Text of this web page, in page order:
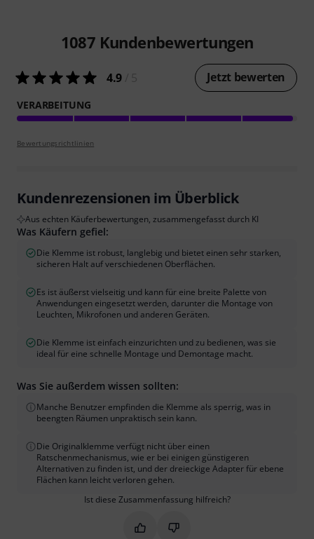
1087 Kundenbewertungen
4.9 Jetzt bewerten
VERARBEITUNG
Bewertungsrichtlinien
Kundenrezensionen im Überblick
Aus echten Käuferbewertungen, zusammengefasst durch KI
Was Käufern gefiel:
Die Klemme ist robust, langlebig und bietet einen sehr starken,
sicheren Halt auf verschiedenen Oberflächen.
Es ist äußerst vielseitig und kann für eine breite Palette von
Anwendungen eingesetzt werden, darunter die Montage von
Leuchten, Mikrofonen und anderen Geräten.
Die Klemme ist einfach einzurichten und zu bedienen, was sie
ideal für eine schnelle Montage und Demontage macht.
Was Sie außerdem wissen sollten:
Manche Benutzer empfinden die Klemme als sperrig, was in
beengten Räumen unpraktisch sein kann.
Die Originalklemme verfügt nicht über einen
Ratschenmechanismus, wie er bei einigen günstigeren
Alternativen zu finden ist, und der dreieckige Adapter für ebene
Flächen kann leicht verloren gehen.
Ist diese Zusammenfassung hilfreich?
Markieren Sie diese
Markieren Sie diese